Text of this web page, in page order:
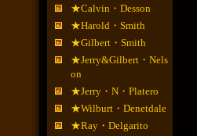
★Calvin・Desson
★Harold・Smith
★Gilbert・Smith
★Jerry&Gilbert・Nels
on
★Jerry・N・Platero
★Wilburt・Denetdale
★Ray・Delgarito